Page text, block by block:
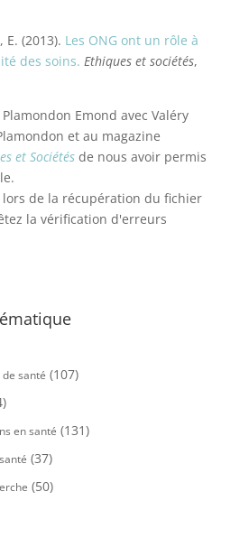
(2013). Les ONG ont un rôle à
des soins. Ethiques et sociétés,
Emond avec Valéry
et au magazine
et Sociétésde nous avoir permis
lors de la récupération du fichier
la vérification d'erreurs
santé (107)
en santé (131)
(37)
(50)